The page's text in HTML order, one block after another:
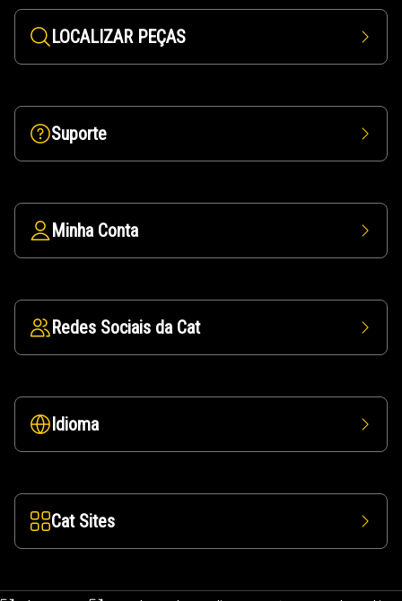
LOCALIZAR PEÇAS
Suporte
Minha Conta
Redes Sociais da Cat
Idioma
Cat Sites